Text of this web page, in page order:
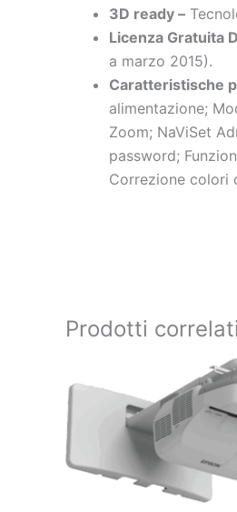
3D ready –
Licenza Gratuita
a marzo 2015).
Caratteristische
alimentazione;
Zoom; NaViSet
password;
Correzione colori
Prodotti correlati